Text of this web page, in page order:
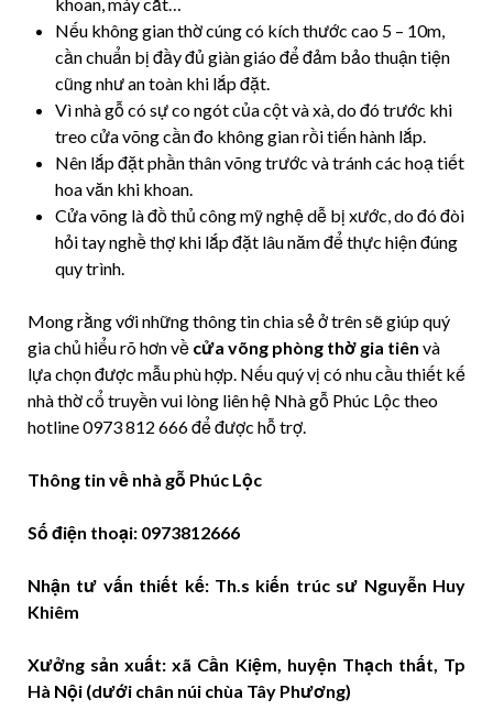
Nếu không gian thờ cúng có kích thước cao 5 – 10m,
cần chuẩn bị đầy đủ giàn giáo để đảm bảo thuận tiện
cũng như an toàn khi lắp đặt.
Vì nhà gỗ có sự co ngót của cột và xà, do đó trước khi
treo cửa võng cần đo không gian rồi tiến hành lắp.
Nên lắp đặt phần thân võng trước và tránh các hoạ tiết
hoa văn khi khoan.
Cửa võng là đồ thủ công mỹ nghệ dễ bị xước, do đó đòi
hỏi tay nghề thợ khi lắp đặt lâu năm để thực hiện đúng
quy trình.
Mong rằng với những thông tin chia sẻ ở trên sẽ giúp quý
gia chủ hiểu rõ hơn về cửa võng phòng thờ gia tiên và
lựa chọn được mẫu phù hợp. Nếu quý vị có nhu cầu thiết kế
nhà thờ cổ truyền vui lòng liên hệ Nhà gỗ Phúc Lộc theo
hotline 0973 812 666 để được hỗ trợ.
Thông tin về nhà gỗ Phúc Lộc
Số điện thoại: 0973812666
Nhận tư vấn thiết kế: Th.s kiến trúc sư Nguyễn Huy
Khiêm
Xưởng sản xuất: xã Cần Kiệm, huyện Thạch thất, Tp
Hà Nội (dưới chân núi chùa Tây Phương)